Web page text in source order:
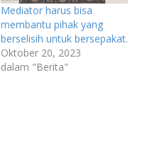
Mediator harus bisa
membantu pihak yang
berselisih untuk bersepakat.
Oktober 20, 2023
dalam "Berita"